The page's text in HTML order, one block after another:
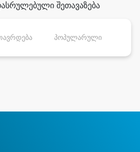
შეთავაზება
პოპულარული